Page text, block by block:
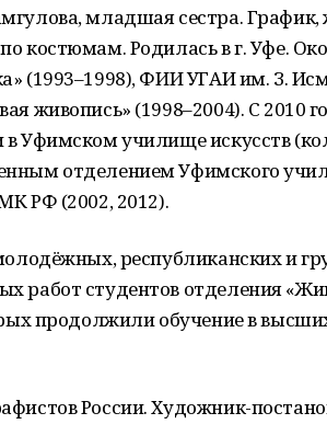
младшая сестра.
костюмам. Родилась в г. Уфе.
(1993–1998), ФИИ УГАИ им. З.
живопись» (1998–2004). С 2010
Уфимском училище искусств
отделением Уфимского
РФ (2002, 2012).
республиканских и
работ студентов отделения
продолжили обучение в
России. Художник-